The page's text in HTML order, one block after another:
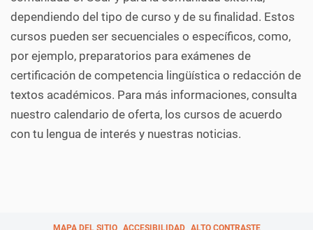
dependiendo del tipo de curso y de su finalidad. Estos
cursos pueden ser secuenciales o específicos, como,
por ejemplo, preparatorios para exámenes de
certificación de competencia lingüística o redacción de
textos académicos. Para más informaciones, consulta
nuestro calendario de oferta, los cursos de acuerdo
con tu lengua de interés y nuestras noticias.
MAPA DEL SITIO ACCESIBILIDAD ALTO CONTRASTE